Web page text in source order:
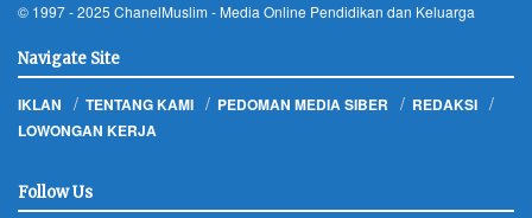
© 1997 - 2025 ChanelMuslim - Media Online Pendidikan dan Keluarga
Navigate Site
IKLAN TENTANG KAMI PEDOMAN MEDIA SIBER
REDAKSI
LOWONGAN KERJA
Follow Us